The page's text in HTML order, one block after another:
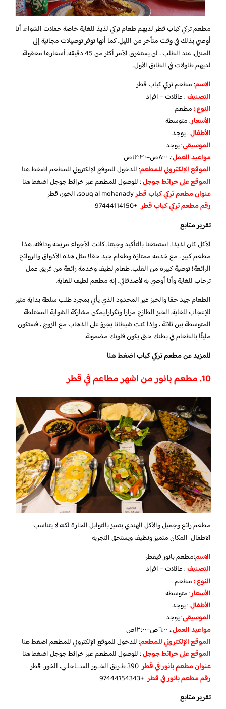
مطعم تركي كباب قطر لديهم طعام تركي لذيذ للغاية خاصة حفلات الشواء. أنا
أوصي بذلك في وقت متأخر من الليل. كما أنها توفر توصيلات مجانية إلى
المنزل. عند الطلب ، لن يستغرق الأمر أكثر من 45 دقيقة. أسعارها معقولة.
لديهم طاولات في الطابق الأول.
الاسم: مطعم تركي كباب قطر
التصنيف: عائلات – افراد
النوع :مطعم
الأسعار:متوسطة
الأطفال:يوجد
الموسيقى:يوجد
مواعيد العمل:، ٨:٠٠ص–١٢:٣٠ص
الموقع الإلكتروني للمطعم: للدخول للموقع الإلكتروني للمطعماضغط هنا
الموقع على خرائط جوجل: للوصول للمطعم عبر خرائط جوجلاضغط هنا
عنوان مطعم تركي كباب قطرsouq al mohanady، الخور، قطر
رقم مطعم تركي كباب قطر +97444114150
تقرير متابع
الأكل كان لذيذا. استمتعنا بالتأكيد وجبتنا. كانت الأجواء مريحة ودافئة. هذا
مطعم كبير ، مع خدمة ممتازة وطعام جيد حقا! مثل هذه الأذواق والروائح
الرائعة! توصية كبيرة من القلب. طعام لطيف وخدمة رائعة من فريق عمل
ترحاب للغاية وأنا أوصي به لأصدقائي. إنه مطعم لطيف للغاية.
الطعام جيد حقا والخبز غير المحدود الذي يأتي بمجرد طلب سلطة بداية مثير
للإعجاب للغاية. الخبز الطازج مرارا وتكرارا.يمكن مشاركة الشواية المختلطة
المتوسطة بين ثلاثة ، وإذا كنت شيطانا يجرؤ على الذهاب مع الزوج ، فستكون
مليئًا بالطعام في بطنك حتى يكون قلوبك مضمونة.
للمزيد عن مطعم تركي كباباضغط هنا
10. مطعم بانور من اشهر مطاعم في قطر
مطعم رائع وجميل والأكل الهندي بتميز بالتوابل الحارة لكنه لا يتناسب
الاطفال المكان متميز ونظيف ويستحق التجربه
الاسم:مطعم بانور فيقطر
التصنيف: عائلات – افراد
النوع :مطعم
الأسعار:متوسطة
الأطفال:يوجد
الموسيقى:يوجد
مواعيد العمل:، ٦:٠٠ص–١٢:٠٠ص
الموقع الإلكتروني للمطعم: للدخول للموقع الإلكتروني للمطعماضغط هنا
الموقع على خرائط جوجل: للوصول للمطعم عبر خرائط جوجلاضغط هنا
عنوان مطعم بانور في قطر 390 طـريق الخــور الســـاحلـي، الخور، قطر
رقم مطعم بانور في قطر +97444154343
تقرير متابع